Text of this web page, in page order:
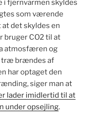
i fjernvarmen skyldes
som værende
det skyldes en
bruger CO2 til at
atmosfæren og
træ brændes af
har optaget den
siger man at
lader imidlertid til at
under opsejling.